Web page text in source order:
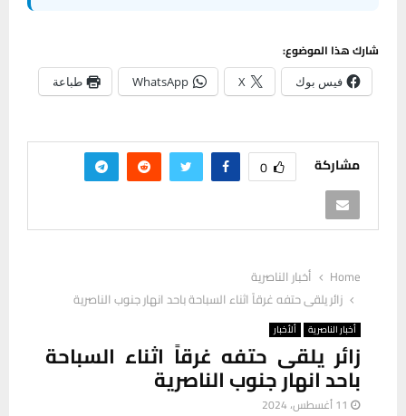
شارك هذا الموضوع:
فيس بوك X
WhatsApp طباعة
مشاركة 0
Home
أخبار الناصرية
زائر يلقى حتفه غرقاً اثناء السباحة باحد انهار جنوب الناصرية
أخبار الناصرية ألأخبار
زائر يلقى حتفه غرقاً اثناء السباحة
باحد انهار جنوب الناصرية
11 أغسطس، 2024